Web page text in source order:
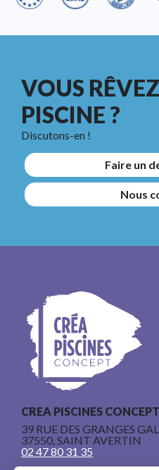
VOUS
PISCINE ?
Discutons-en !
Faire un
Nous
CREA PISCINES CONCEPT
39 RUE DES GRANGES
37550, SAINT AVERTIN
02 47 80 31 35